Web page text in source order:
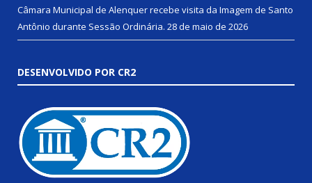
Câmara Municipal de Alenquer recebe visita da Imagem de Santo
Antônio durante Sessão Ordinária. 28 de maio de 2026
DESENVOLVIDO POR CR2